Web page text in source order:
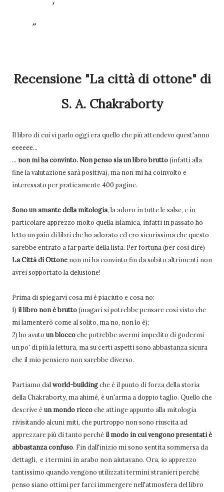
Recensione "La città di ottone" di
S. A. Chakraborty
Il libro di cui vi parlo oggi era quello che più attendevo quest'anno
eeeeee...
... non mi ha convinto. Non penso sia un libro brutto(infatti alla
fine la valutazione sarà positiva), ma non mi ha coinvolto e
interessato per praticamente 400 pagine.
Sono un amante della mitologia, la adoro in tutte le salse, e in
particolare apprezzo molto quella islamica, infatti in passato ho
letto un paio di libri che ho adorato ed ero sicurissima che questo
sarebbe entrato a far parte della lista. Per fortuna (per così dire)
La Città di Ottone non mi ha convinto fin da subito altrimenti non
avrei sopportato la delusione!
Prima di spiegarvi cosa mi è piaciuto e cosa no:
1) il libro non è brutto(magari si potrebbe pensare così visto che
mi lamenterò come al solito, ma no, non lo è);
2) ho avuto un bloccoche potrebbe avermi impedito di godermi
un po' di più la lettura, ma su certi aspetti sono abbastanza sicura
che il mio pensiero non sarebbe diverso.
Partiamo dalworld-buildingche è il punto di forza della storia
della Chakraborty, ma ahimè, è un'arma a doppio taglio. Quello che
descrive èun mondo riccoche attinge appunto alla mitologia
rivisitando alcuni miti, che purtroppo non sono riuscita ad
apprezzare più di tanto perché il modo in cui vengono presentati è
abbastanza confuso. Fin dall'inizio mi sono sentita sommersa da
dettagli, e i termini in arabo non aiutavano. Ora, io apprezzo
tantissimo quando vengono utilizzati termini stranieri perché
penso siano ottimi per farci immergere nell'atmosfera del libro